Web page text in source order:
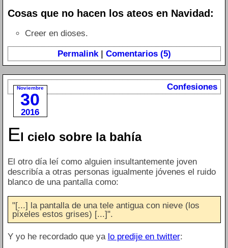
Cosas que no hacen los ateos en Navidad:
Creer en dioses.
Permalink| Comentarios (5)
Noviembre
30
2016
Confesiones
El cielo sobre la bahía
El otro día leí como alguien insultantemente joven
describía a otras personas igualmente jóvenes el ruido
blanco de una pantalla como:
"[...] la pantalla de una tele antigua con nieve (los
píxeles estos grises) [...]".
Y yo he recordado que ya lo predije en twitter: